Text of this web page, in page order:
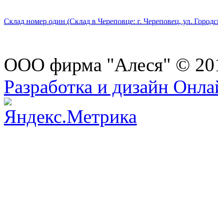
Склад номер один (Склад в Череповце: г. Череповец, ул.
ООО фирма "Алеся" ©
Разработка и дизайн